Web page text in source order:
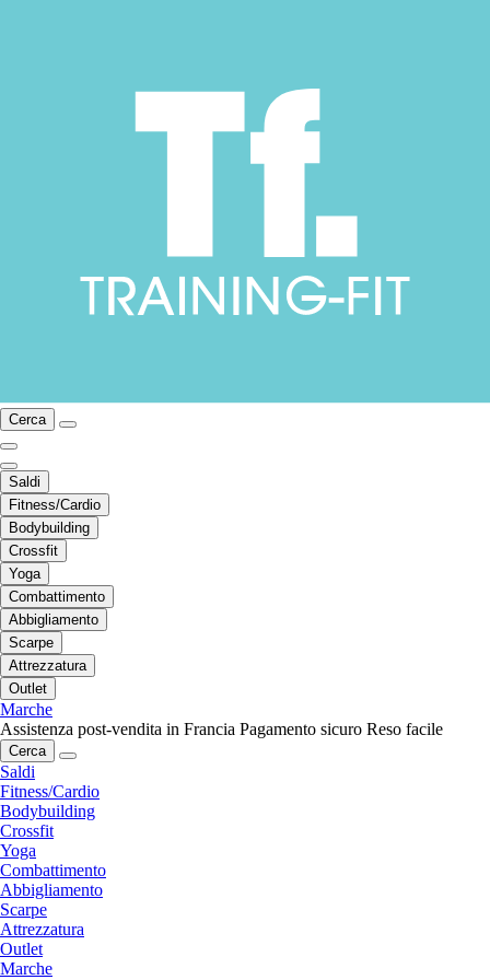
Cerca
Saldi
Fitness/Cardio
Bodybuilding
Crossfit
Yoga
Combattimento
Abbigliamento
Scarpe
Attrezzatura
Outlet
Marche
Assistenza post-vendita in Francia Pagamento sicuro Reso facile
Cerca
Saldi
Fitness/Cardio
Bodybuilding
Crossfit
Yoga
Combattimento
Abbigliamento
Scarpe
Attrezzatura
Outlet
Marche